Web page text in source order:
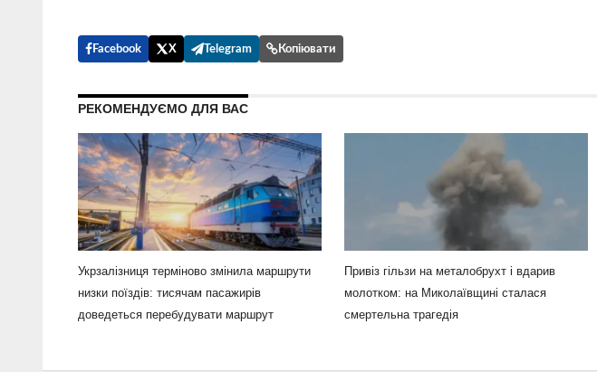
Facebook X Telegram Копіювати
РЕКОМЕНДУЄМО ДЛЯ ВАС
Укрзалізниця терміново змінила маршрути
низки поїздів: тисячам пасажирів
доведеться перебудувати маршрут
Привіз гільзи на металобрухт і вдарив
молотком: на Миколаївщині сталася
смертельна трагедія